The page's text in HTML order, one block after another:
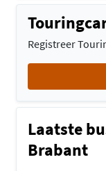
Registreer
Laatste
Brabant